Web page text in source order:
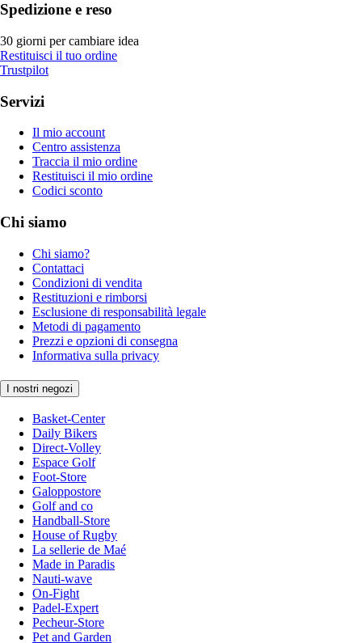
Spedizione e reso
30 giorni per cambiare idea
Restituisci il tuo ordine
Trustpilot
Servizi
Il mio account
Centro assistenza
Traccia il mio ordine
Restituisci il mio ordine
Codici sconto
Chi siamo
Chi siamo?
Contattaci
Condizioni di vendita
Restituzioni e rimborsi
Esclusione di responsabilità legale
Metodi di pagamento
Prezzi e opzioni di consegna
Informativa sulla privacy
I nostri negozi
Basket-Center
Daily Bikers
Direct-Volley
Espace Golf
Foot-Store
Galoppostore
Golf and co
Handball-Store
House of Rugby
La sellerie de Maé
Made in Paradis
Nauti-wave
On-Fight
Padel-Expert
Pecheur-Store
Pet and Garden